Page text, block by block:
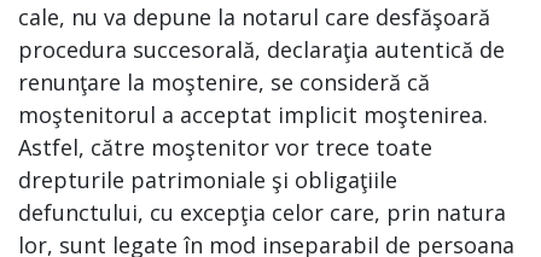
cale, nu va depune la notarul care desfăşoară
procedura succesorală, declaraţia autentică de
renunţare la moştenire, se consideră că
moştenitorul a acceptat implicit moştenirea.
Astfel, către moştenitor vor trece toate
drepturile patrimoniale şi obligaţiile
defunctului, cu excepţia celor care, prin natura
lor, sunt legate în mod inseparabil de persoana